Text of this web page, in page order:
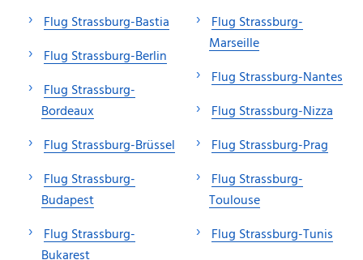
Flug Strassburg-Bastia
Flug Strassburg-Berlin
Flug Strassburg-
Bordeaux
Flug Strassburg-Brüssel
Flug Strassburg-
Budapest
Flug Strassburg-
Flug Strassburg-
Marseille
Flug Strassburg-Nantes
Flug Strassburg-Nizza
Flug Strassburg-Prag
Flug Strassburg-
Toulouse
Flug Strassburg-Tunis